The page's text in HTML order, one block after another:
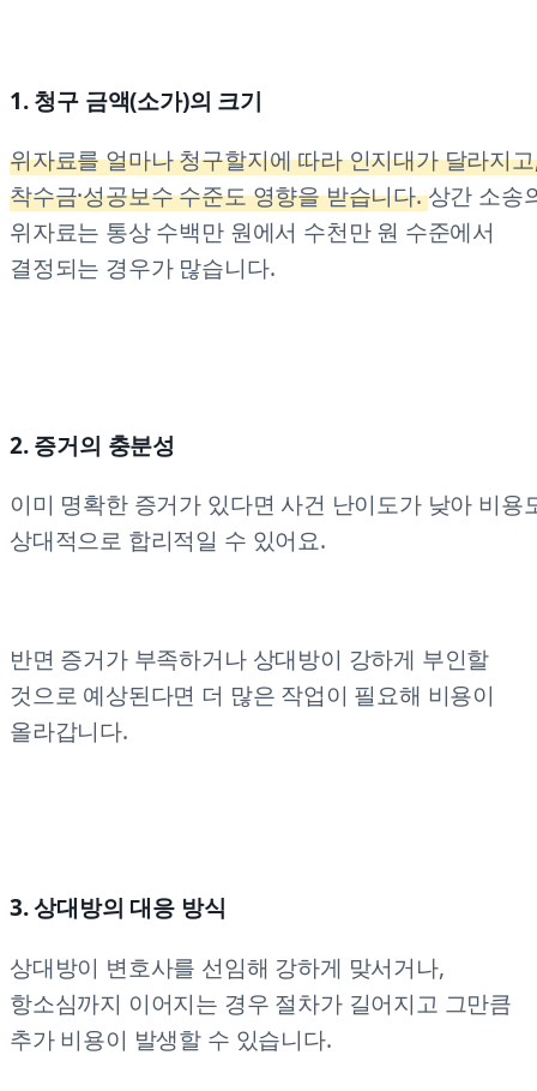
1. 청구 금액(소가)의 크기
위자료를 얼마나 청구할지에 따라 인지대가 달라지
착수금·성공보수 수준도 영향을 받습니다.상간 소송
위자료는 통상 수백만 원에서 수천만 원 수준에서
결정되는 경우가 많습니다.
2. 증거의 충분성
이미 명확한 증거가 있다면 사건 난이도가 낮아 비용
상대적으로 합리적일 수 있어요.
반면 증거가 부족하거나 상대방이 강하게 부인할
것으로 예상된다면 더 많은 작업이 필요해 비용이
올라갑니다.
3. 상대방의 대응 방식
상대방이 변호사를 선임해 강하게 맞서거나,
항소심까지 이어지는 경우 절차가 길어지고 그만큼
추가 비용이 발생할 수 있습니다.